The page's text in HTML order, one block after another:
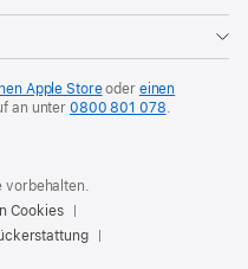
Apple Storeoder einen
an unter0800 801 078
Cookies